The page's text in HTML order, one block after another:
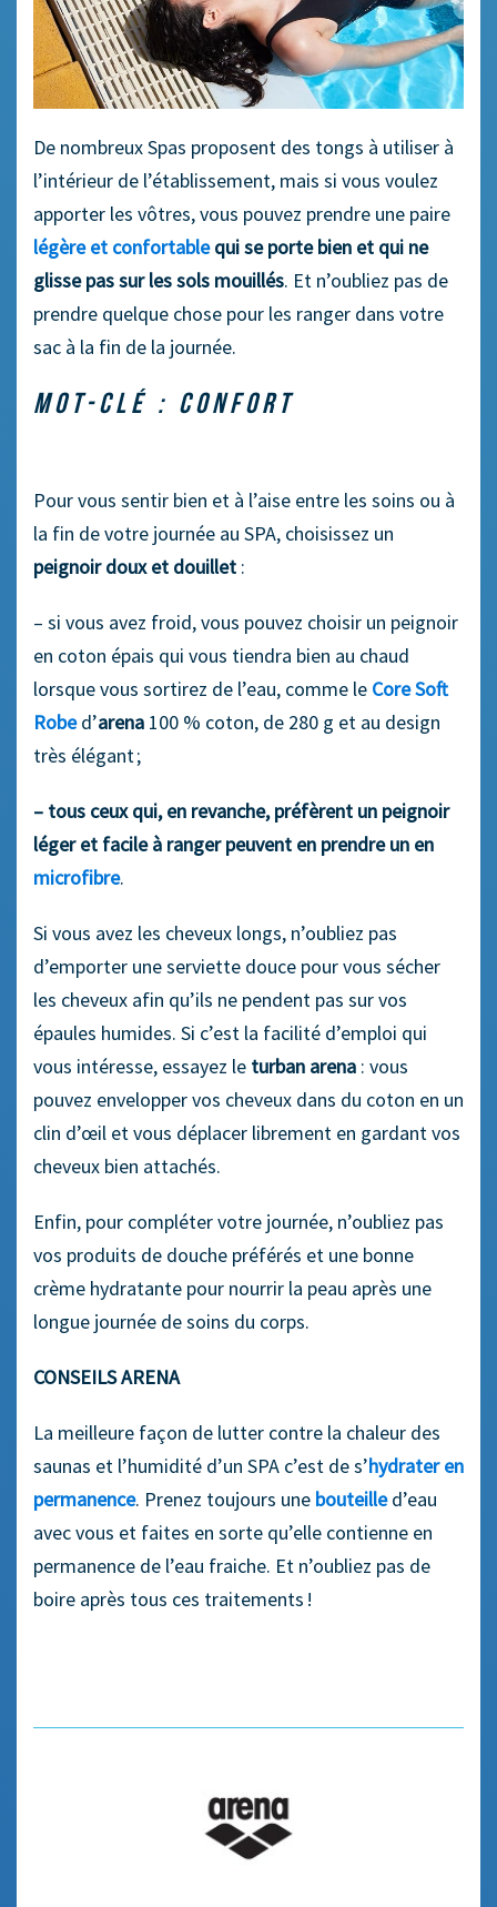
De nombreux Spas proposent des tongs à utiliser à
l’intérieur de l’établissement, mais si vous voulez
apporter les vôtres, vous pouvez prendre une paire
légère et confortablequi se porte bien et qui ne
glisse pas sur les sols mouillés. Et n’oubliez pas de
prendre quelque chose pour les ranger dans votre
sac à la fin de la journée.
MOT-CLÉ : CONFORT
Pour vous sentir bien et à l’aise entre les soins ou à
la fin de votre journée au SPA, choisissez un
peignoir doux et douillet :
– si vous avez froid, vous pouvez choisir un peignoir
en coton épais qui vous tiendra bien au chaud
lorsque vous sortirez de l’eau, comme le Core Soft
Robed’arena 100 % coton, de 280 g et au design
très élégant ;
– tous ceux qui, en revanche, préfèrent un peignoir
léger et facile à ranger peuvent en prendre un en
microfibre.
Si vous avez les cheveux longs, n’oubliez pas
d’emporter une serviette douce pour vous sécher
les cheveux afin qu’ils ne pendent pas sur vos
épaules humides. Si c’est la facilité d’emploi qui
vous intéresse, essayez le turban arena : vous
pouvez envelopper vos cheveux dans du coton en un
clin d’œil et vous déplacer librement en gardant vos
cheveux bien attachés.
Enfin, pour compléter votre journée, n’oubliez pas
vos produits de douche préférés et une bonne
crème hydratante pour nourrir la peau après une
longue journée de soins du corps.
CONSEILS ARENA
La meilleure façon de lutter contre la chaleur des
saunas et l’humidité d’un SPA c’est de s’hydrater en
permanence. Prenez toujours une bouteilled’eau
avec vous et faites en sorte qu’elle contienne en
permanence de l’eau fraiche. Et n’oubliez pas de
boire après tous ces traitements !